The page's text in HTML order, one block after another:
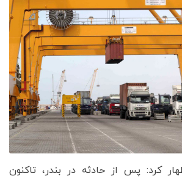
کرد: پس از حادثه در بندر، تاکنون